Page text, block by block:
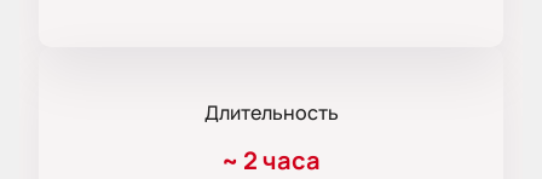
Длительность
~ 2 часа